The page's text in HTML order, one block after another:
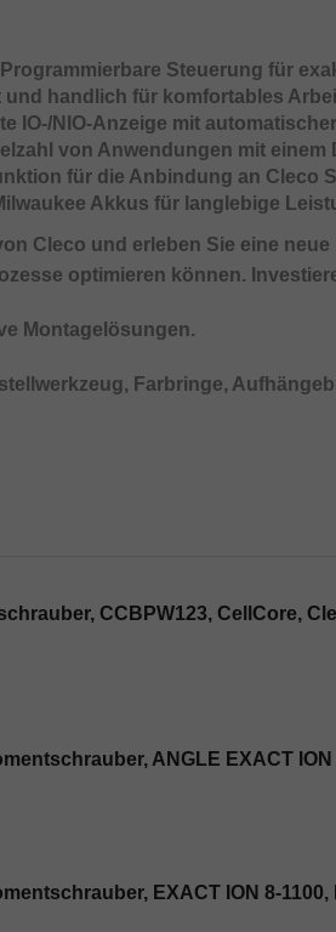
Programmierbare Steuerung für
und handlich für komfortables
IO-/NIO-Anzeige mit
von Anwendungen mit
für die Anbindung an Cleco
Akkus für langlebige
Cleco und erleben Sie eine
optimieren können.
Montagelösungen.
Farbringe,
CCBPW123, CellCore,
ANGLE EXACT ION
EXACT ION 8-1100,